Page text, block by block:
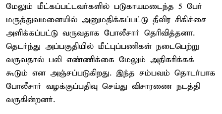
மேலும் மீட்கப்பட்டவர்களில் படுகாயமடைந்த 5 பேர்
மருத்துவமனையில் அனுமதிக்கப்பட்டு தீவிர சிகிச்சை
அளிக்கப்பட்டு வருவதாக போலீசார் தெரிவித்தனா.
தெடர்ந்து அப்பகுதியில் மீட்புப்பணிகள் நடைபெற்று
வருவதால் பலி எண்ணிக்கை மேலும் அதிகரிக்கக்
கூடும் என அஞ்சப்படுகிறது. இந்த சம்பவம் தொடர்பாக
போலீசார் வழக்குப்பதிவு செய்து விசாரணை நடத்தி
வருகின்றனர்.